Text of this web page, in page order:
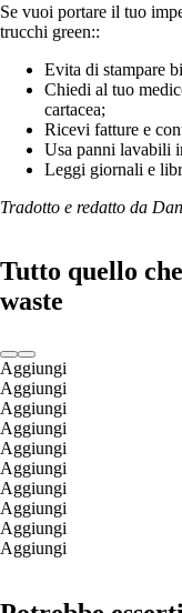
Se vuoi portare il tuo
trucchi green::
Evita di stampare
Chiedi al tuo
cartacea;
Ricevi fatture e
Usa panni lavabili
Leggi giornali e
Tradotto e redatto da
Tutto quello
waste
Aggiungi
Aggiungi
Aggiungi
Aggiungi
Aggiungi
Aggiungi
Aggiungi
Aggiungi
Aggiungi
Aggiungi